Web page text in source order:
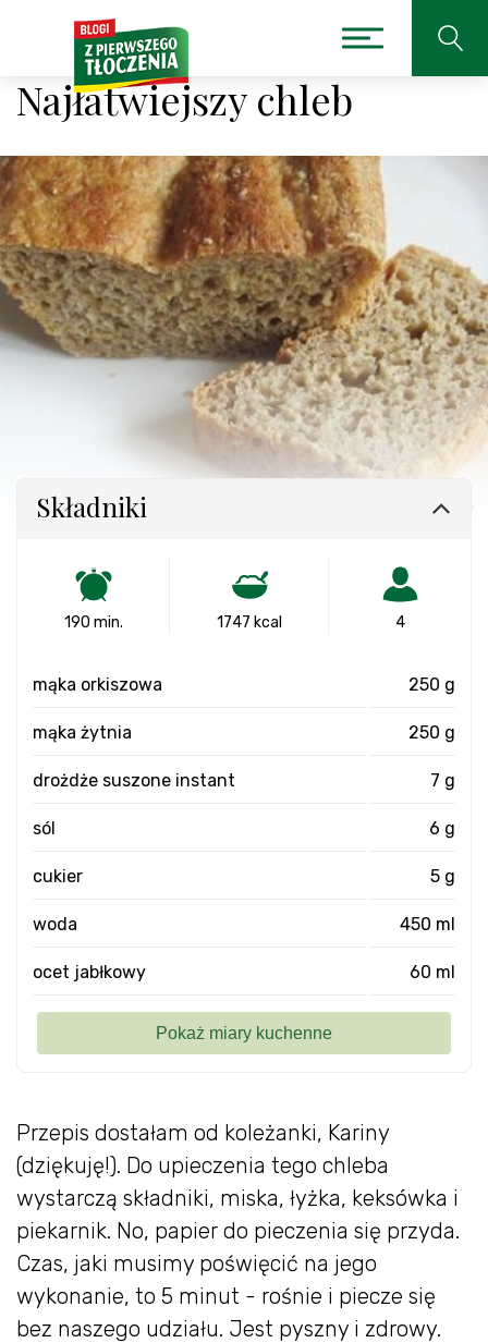
Najłatwiejszy chleb
Przepis dostałam od koleżanki, Kariny
(dziękuję!). Do upieczenia tego chleba
wystarczą składniki, miska, łyżka, keksówka i
piekarnik. No, papier do pieczenia się przyda.
Czas, jaki musimy poświęcić na jego
wykonanie, to 5 minut - rośnie i piecze się
bez naszego udziału. Jest pyszny i zdrowy.
Składniki
190 min. 1747 kcal 4
mąka orkiszowa 250 g
mąka żytnia 250 g
drożdże suszone instant 7 g
sól 6 g
cukier 5 g
woda 450 ml
ocet jabłkowy 60 ml